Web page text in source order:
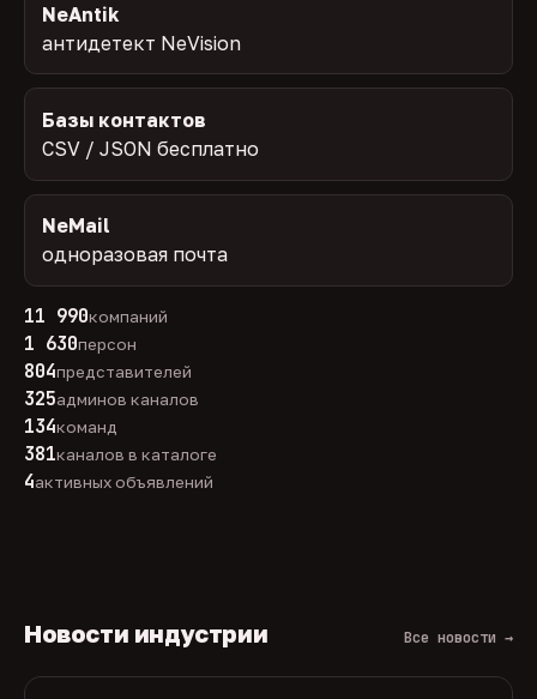
NeAntik
антидетект NeVision
Базы контактов
CSV / JSON бесплатно
NeMail
одноразовая почта
11 990компаний
1 630персон
804представителей
325админов каналов
134команд
381каналов в каталоге
4активных объявлений
Новости индустрии Все новости →